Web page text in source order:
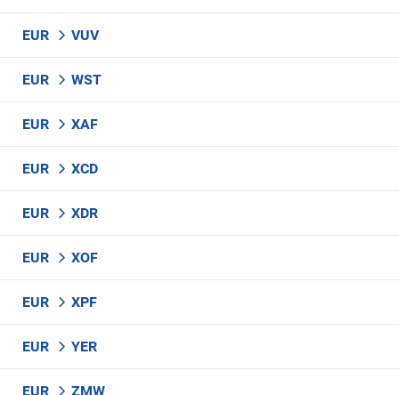
EUR VUV
EUR WST
EUR XAF
EUR XCD
EUR XDR
EUR XOF
EUR XPF
EUR YER
EUR ZMW